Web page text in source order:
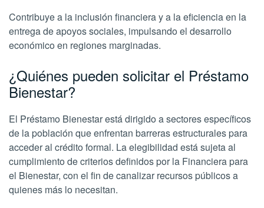
Contribuye a la inclusión financiera y a la eficiencia en la
entrega de apoyos sociales, impulsando el desarrollo
económico en regiones marginadas.
¿Quiénes pueden solicitar el Préstamo
Bienestar?
El Préstamo Bienestar está dirigido a sectores específicos
de la población que enfrentan barreras estructurales para
acceder al crédito formal. La elegibilidad está sujeta al
cumplimiento de criterios definidos por la Financiera para
el Bienestar, con el fin de canalizar recursos públicos a
quienes más lo necesitan.